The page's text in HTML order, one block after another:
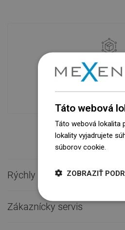
Naše výrobky na
modernom sklade.Vždy
prepravu!
Rýchly kontakt
Zákaznícky servis
Táto webová
Táto webová lokalita
lokality vyjadrujete
súborov cookie.
ZOBRAZIŤ